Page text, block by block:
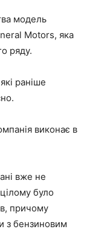
модель
Motors, яка
ряду.
раніше
виконає в
вже не
було
причому
з бензиновим